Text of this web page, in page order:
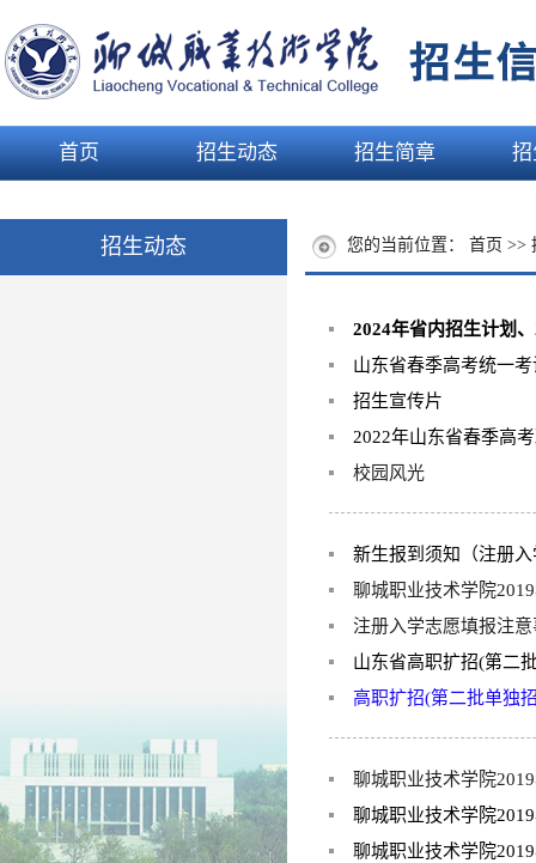
首页 招生动态 招生简章
招生动态 您的当前位置： 首页 >>
2024年省内招生计划
山东省春季高考统一
招生宣传片
2022年山东省春季高
校园风光
新生报到须知（注册
聊城职业技术学院
注册入学志愿填报注
山东省高职扩招(第二
高职扩招(第二批单独
聊城职业技术学院
聊城职业技术学院
聊城职业技术学院